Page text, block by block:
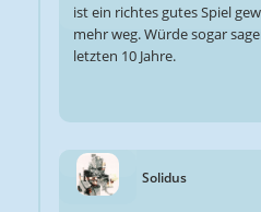
ist ein richtes gutes Spiel
mehr weg. Würde sogar
letzten 10 Jahre.
Solidus